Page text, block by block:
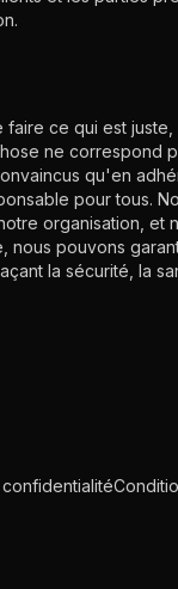
ce qui est
ne correspond
qu'en
pour tous.
organisation, et
nous pouvons
la sécurité, la